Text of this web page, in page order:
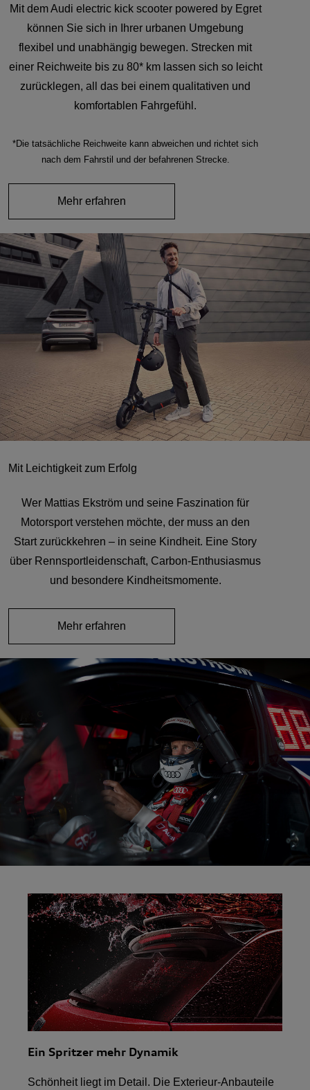
Mit dem Audi electric kick scooter powered by Egret
können Sie sich in Ihrer urbanen Umgebung
flexibel und unabhängig bewegen. Strecken mit
einer Reichweite bis zu 80* km lassen sich so leicht
zurücklegen, all das bei einem qualitativen und
komfortablen Fahrgefühl.
*Die tatsächliche Reichweite kann abweichen und richtet sich
nach dem Fahrstil und der befahrenen Strecke.
Mehr erfahren
Mit Leichtigkeit zum Erfolg
Wer Mattias Ekström und seine Faszination für
Motorsport verstehen möchte, der muss an den
Start zurückkehren – in seine Kindheit. Eine Story
über Rennsportleidenschaft, Carbon-Enthusiasmus
und besondere Kindheitsmomente.
Mehr erfahren
Ein Spritzer mehr Dynamik
Schönheit liegt im Detail. Die Exterieur-Anbauteile